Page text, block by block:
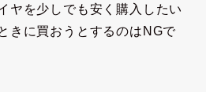
ヤを少しでも安く購入したい
きに買おうとするのはNGで